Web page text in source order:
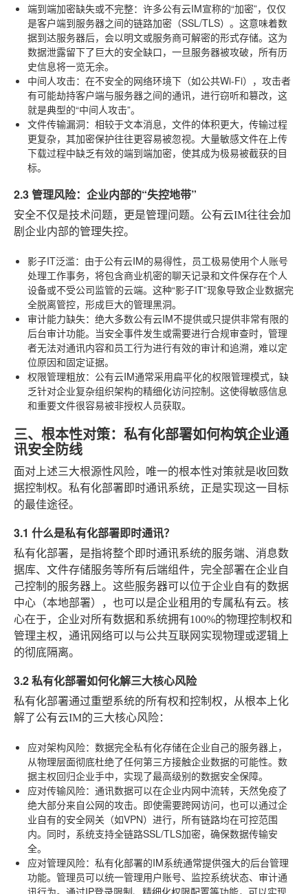
端到端加密缺失或不完整：许多公有云IM宣称的“加密”，仅仅
是客户端到服务器之间的链路加密（SSL/TLS）。这意味着数
据到达服务器后，会以明文或服务商可解密的形式存储。这为
数据泄露留下了巨大的安全缺口，一旦服务器被攻破，所有历
史信息将一览无余。
中间人攻击：在不安全的网络环境下（如公共Wi-Fi），攻击者
有可能劫持客户端与服务器之间的通讯，进行窃听和篡改，这
就是典型的“中间人攻击”。
文件传输漏洞：相较于文本消息，文件的体积更大，传输过程
更复杂，其加密保护往往更容易被忽视。大量敏感文件在上传
下载过程中缺乏有效的端到端加密，使其成为极易被截获的目
标。
2.3 管理风险：企业内部的“失控地带”
安全不仅是技术问题，更是管理问题。公有云IM往往会加
剧企业内部的管理失控。
影子IT泛滥：由于公有云IM的易得性，员工极易使用个人账号
处理工作事务，将包含商业机密的聊天记录和文件保存在个人
设备或不受公司监管的云端。这种“影子IT”现象导致企业数据完
全脱离管控，形成巨大的管理黑洞。
审计能力缺失：绝大多数公有云IM不提供或只提供非常有限的
后台审计功能。当安全事件发生或需要进行合规审查时，管理
者无法对通讯内容和员工行为进行有效的审计和追溯，难以定
位原因和固定证据。
权限管理粗放：公有云IM通常采用扁平化的权限管理模式，缺
乏针对企业复杂组织架构的精细化访问控制。这使得敏感信息
和重要文件很容易被非授权人员获取。
三、根本性对策：私有化部署如何构筑企业通
讯安全防线
面对上述三大根源性风险，唯一的根本性对策就是收回数
据控制权。私有化部署即时通讯系统，正是实现这一目标
的最佳途径。
3.1 什么是私有化部署即时通讯？
私有化部署，是指将整个即时通讯系统的服务端、消息数
据库、文件存储服务等所有后端组件，完全部署在企业自
己控制的服务器上。这些服务器可以位于企业自有的数据
中心（本地部署），也可以是企业租用的专属私有云。核
心在于，企业对所有数据和系统拥有100%的物理控制权和
管理主权，通讯网络可以与公共互联网实现物理或逻辑上
的彻底隔离。
3.2 私有化部署如何化解三大核心风险
私有化部署通过重塑系统的所有权和控制权，从根本上化
解了公有云IM的三大核心风险：
应对架构风险：数据完全私有化存储在企业自己的服务器上，
从物理层面彻底杜绝了任何第三方接触企业数据的可能性。数
据主权回归企业手中，实现了最高级别的数据安全保障。
应对传输风险：通讯数据可以在企业内网中流转，天然免疫了
绝大部分来自公网的攻击。即使需要跨网访问，也可以通过企
业自有的安全网关（如VPN）进行，所有链路均在可控范围
内。同时，系统支持全链路SSL/TLS加密，确保数据传输安
全。
应对管理风险：私有化部署的IM系统通常提供强大的后台管理
功能。管理员可以统一管理用户账号、监控系统状态、审计通
讯行为。通过IP登录限制、精细化权限配置等功能，可以实现